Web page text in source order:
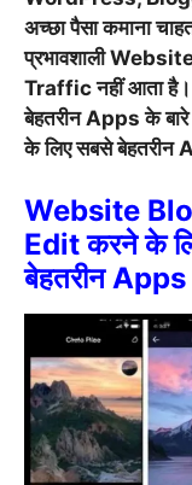
अच्छा पैसा कमाना
प्रभावशाली Website
Traffic नहीं आता है।
बेहतरीन Apps के
के लिए सबसे बेहतरीन
Website Blog
Edit करने के
बेहतरीन Apps